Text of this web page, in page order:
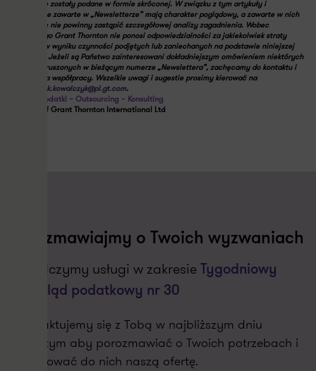
informacje zostały podane w formie skróconej. W związku z tym artykuły i
komentarze zawarte w „Newsletterze” mają charakter poglądowy, a zawarte w nich
informacje nie powinny zastąpić szczegółowej analizy zagadnienia. Wobec
powyższego Grant Thornton nie ponosi odpowiedzialności za jakiekolwiek straty
powstałe w wyniku czynności podjętych lub zaniechanych na podstawie niniejszej
publikacji. Jeżeli są Państwo zainteresowani dokładniejszym omówieniem niektórych
kwestii poruszonych w bieżącym numerze „Newslettera”, zachęcamy do kontaktu i
nawiązania współpracy. Wszelkie uwagi i sugestie prosimy kierować na
jacek.kowalczyk@pl.gt.com.
Audyt – Podatki – Outsourcing – Konsulting
Member of Grant Thornton International Ltd
Porozmawiajmy o Twoich wyzwaniach
Świadczymy usługi w zakresie Tygodniowy
przegląd podatkowy nr 30
Skontaktujemy się z Tobą w najbliższym dniu
roboczym aby porozmawiać o Twoich potrzebach i
dopasować do nich naszą ofertę.